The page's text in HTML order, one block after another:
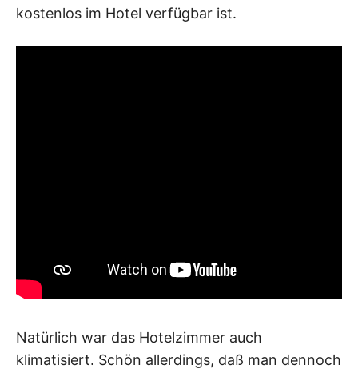
kostenlos im Hotel verfügbar ist.
Natürlich war das Hotelzimmer auch
klimatisiert. Schön allerdings, daß man dennoch